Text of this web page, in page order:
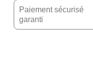
Paiement sécurisé
garanti